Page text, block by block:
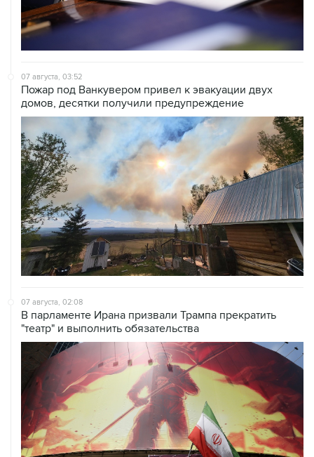
07 августа, 03:52
Пожар под Ванкувером привел к эвакуации двух
домов, десятки получили предупреждение
07 августа, 02:08
В парламенте Ирана призвали Трампа прекратить
"театр" и выполнить обязательства